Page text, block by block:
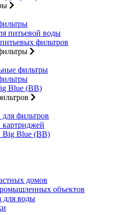
питьевой воды
фильтров
фильтры
Blue (BB)
фильтров
Big Blue (BB)
домов
объектов
для воды